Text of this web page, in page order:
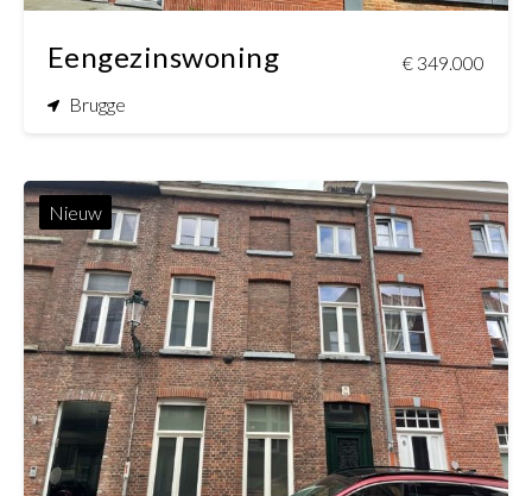
Eengezinswoning
€ 349.000
Brugge
Nieuw
4
1
61 m²
150 m²